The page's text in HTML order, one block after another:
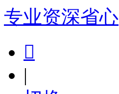
专业资深省心

|